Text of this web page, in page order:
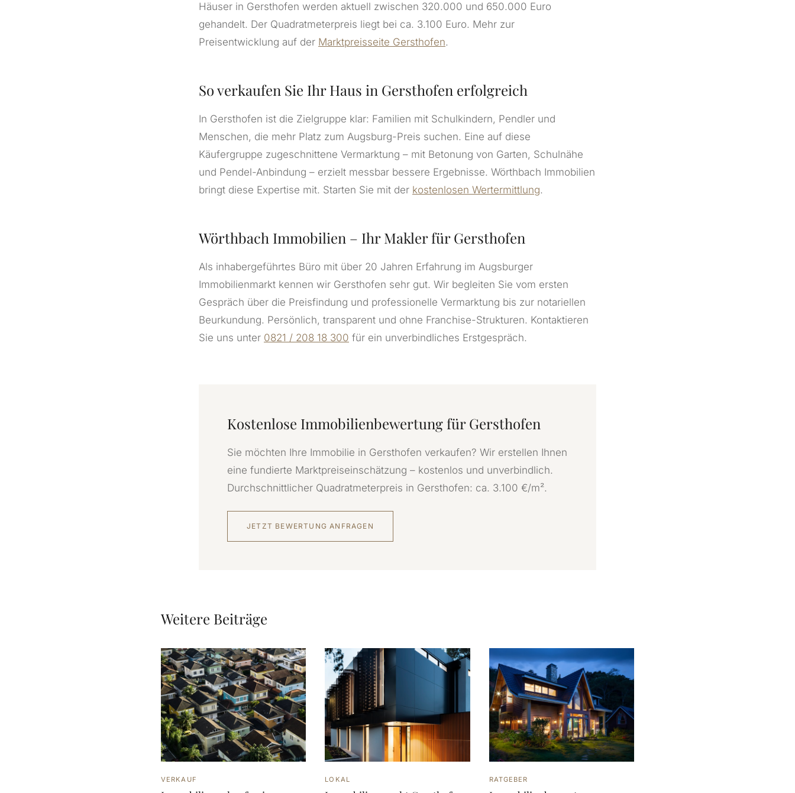
Häuser in Gersthofen werden aktuell zwischen 320.000 und 650.000 Euro
gehandelt. Der Quadratmeterpreis liegt bei ca. 3.100 Euro. Mehr zur
Preisentwicklung auf der Marktpreisseite Gersthofen.
So verkaufen Sie Ihr Haus in Gersthofen erfolgreich
In Gersthofen ist die Zielgruppe klar: Familien mit Schulkindern, Pendler und
Menschen, die mehr Platz zum Augsburg-Preis suchen. Eine auf diese
Käufergruppe zugeschnittene Vermarktung – mit Betonung von Garten, Schulnähe
und Pendel-Anbindung – erzielt messbar bessere Ergebnisse. Wörthbach Immobilien
bringt diese Expertise mit. Starten Sie mit der kostenlosen Wertermittlung.
Wörthbach Immobilien – Ihr Makler für Gersthofen
Als inhabergeführtes Büro mit über 20 Jahren Erfahrung im Augsburger
Immobilienmarkt kennen wir Gersthofen sehr gut. Wir begleiten Sie vom ersten
Gespräch über die Preisfindung und professionelle Vermarktung bis zur notariellen
Beurkundung. Persönlich, transparent und ohne Franchise-Strukturen. Kontaktieren
Sie uns unter 0821 / 208 18 300 für ein unverbindliches Erstgespräch.
Kostenlose Immobilienbewertung für Gersthofen
Sie möchten Ihre Immobilie in Gersthofen verkaufen? Wir erstellen Ihnen
eine fundierte Marktpreiseinschätzung – kostenlos und unverbindlich.
Durchschnittlicher Quadratmeterpreis in Gersthofen: ca. 3.100 €/m².
JETZT BEWERTUNG ANFRAGEN
Weitere Beiträge
VERKAUF LOKAL RATGEBER